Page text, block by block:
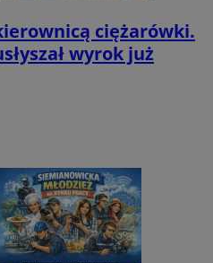
ciężarówki.
wyrok już